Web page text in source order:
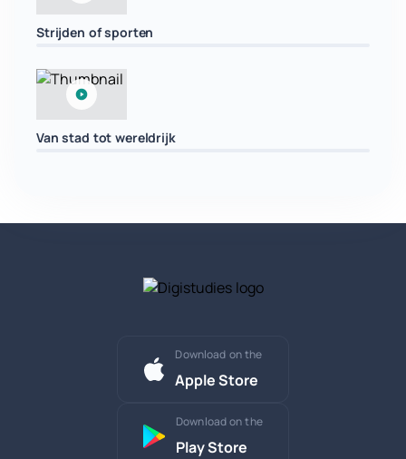
Strijden of sporten
Van stad tot wereldrijk
Download on the
Apple Store
Download on the
Play Store